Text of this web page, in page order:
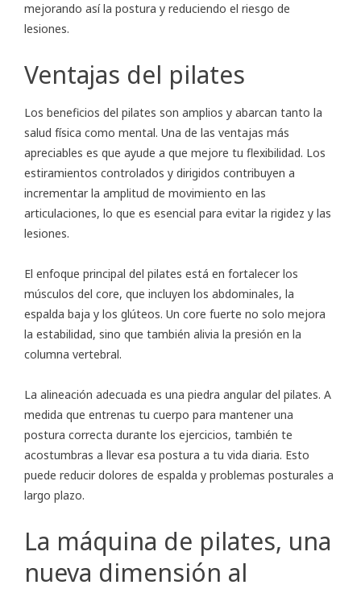
mejorando así la postura y reduciendo el riesgo de
lesiones.
Ventajas del pilates
Los beneficios del pilates son amplios y abarcan tanto la
salud física como mental. Una de las ventajas más
apreciables es que ayude a que mejore tu flexibilidad. Los
estiramientos controlados y dirigidos contribuyen a
incrementar la amplitud de movimiento en las
articulaciones, lo que es esencial para evitar la rigidez y las
lesiones.
El enfoque principal del pilates está en fortalecer los
músculos del core, que incluyen los abdominales, la
espalda baja y los glúteos. Un core fuerte no solo mejora
la estabilidad, sino que también alivia la presión en la
columna vertebral.
La alineación adecuada es una piedra angular del pilates. A
medida que entrenas tu cuerpo para mantener una
postura correcta durante los ejercicios, también te
acostumbras a llevar esa postura a tu vida diaria. Esto
puede reducir dolores de espalda y problemas posturales a
largo plazo.
La máquina de pilates, una
nueva dimensión al